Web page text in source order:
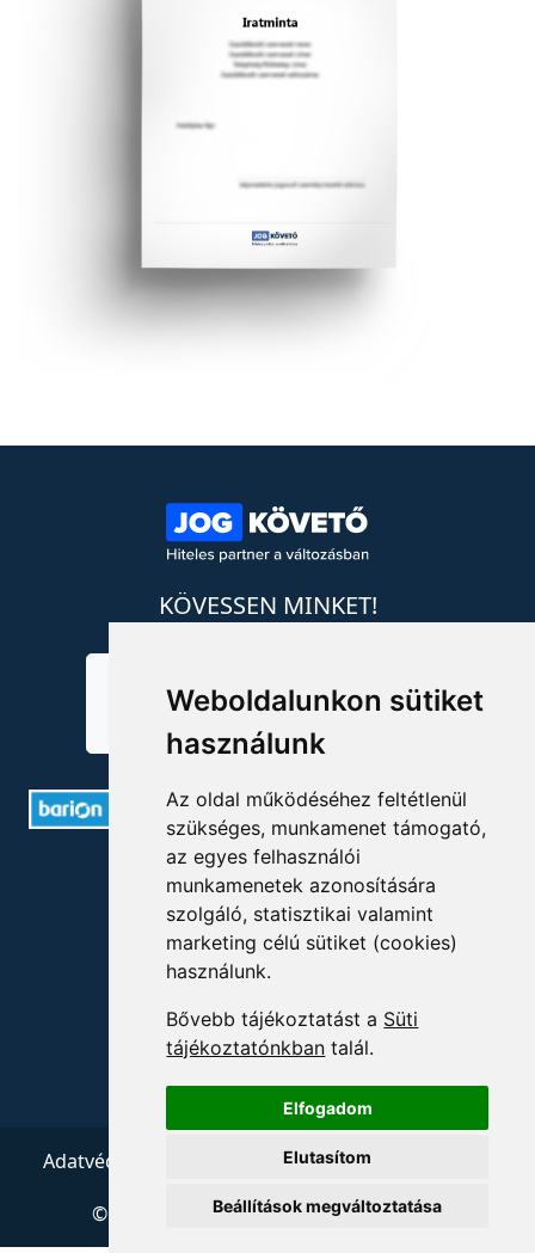
Weboldalunkon sütiket
használunk
Az oldal működéséhez feltétlenül
szükséges, munkamenet támogató,
az egyes felhasználói
munkamenetek azonosítására
szolgáló, statisztikai valamint
marketing célú sütiket (cookies)
használunk.
Bővebb tájékoztatást a Süti
tájékoztatónkban talál.
Elfogadom
Elutasítom
Beállítások megváltoztatása
KÖVESSEN MINKET!
ELÉRHETŐSÉGEK
+36 1 880 7600
info@mprx.hu
Adatvédelem Impresszum
© 2026 Copyright:Menedzserpraxis.hu